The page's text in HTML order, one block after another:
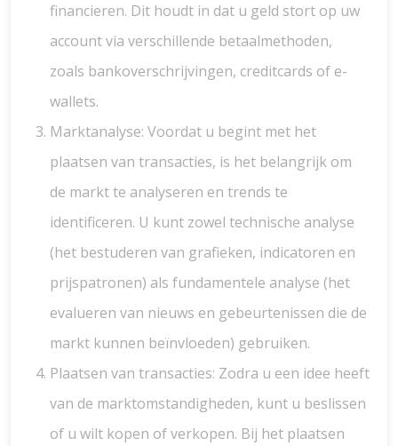
financieren. Dit houdt in dat u geld stort op uw
account via verschillende betaalmethoden,
zoals bankoverschrijvingen, creditcards of e-
wallets.
Marktanalyse: Voordat u begint met het
plaatsen van transacties, is het belangrijk om
de markt te analyseren en trends te
identificeren. U kunt zowel technische analyse
(het bestuderen van grafieken, indicatoren en
prijspatronen) als fundamentele analyse (het
evalueren van nieuws en gebeurtenissen die de
markt kunnen beïnvloeden) gebruiken.
Plaatsen van transacties: Zodra u een idee heeft
van de marktomstandigheden, kunt u beslissen
of u wilt kopen of verkopen. Bij het plaatsen